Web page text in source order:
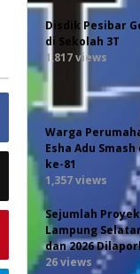
Disdik Pesibar
di Sekolah 3T
1,817 views
Warga
Esha Adu
ke-81
1,357 views
Sejumlah Proyek
Lampung
dan 2026
26 views